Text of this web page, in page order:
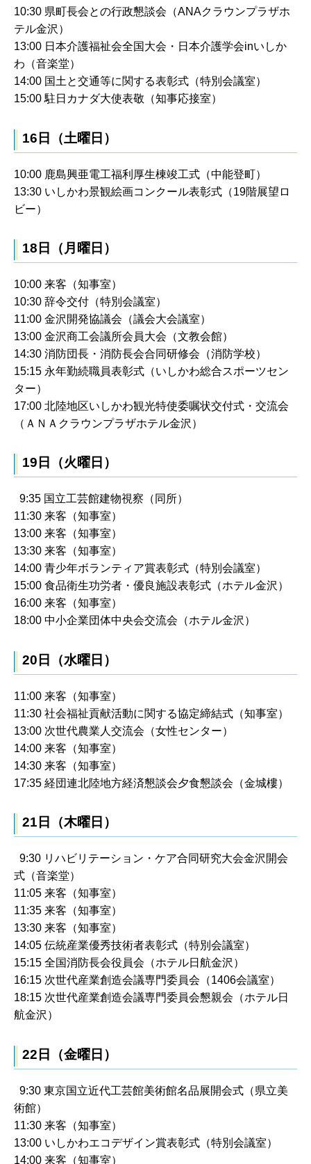
10:30 県町長会との行政懇談会（ANAクラウンプラザホ
テル金沢）
13:00 日本介護福祉会全国大会・日本介護学会inいしか
わ（音楽堂）
14:00 国土と交通等に関する表彰式（特別会議室）
15:00 駐日カナダ大使表敬（知事応接室）
16日（土曜日）
10:00 鹿島興亜電工福利厚生棟竣工式（中能登町）
13:30 いしかわ景観絵画コンクール表彰式（19階展望ロ
ビー）
18日（月曜日）
10:00 来客（知事室）
10:30 辞令交付（特別会議室）
11:00 金沢開発協議会（議会大会議室）
13:00 金沢商工会議所会員大会（文教会館）
14:30 消防団長・消防長会合同研修会（消防学校）
15:15 永年勤続職員表彰式（いしかわ総合スポーツセン
ター）
17:00 北陸地区いしかわ観光特使委嘱状交付式・交流会
（ＡＮＡクラウンプラザホテル金沢）
19日（火曜日）
9:35 国立工芸館建物視察（同所）
11:30 来客（知事室）
13:00 来客（知事室）
13:30 来客（知事室）
14:00 青少年ボランティア賞表彰式（特別会議室）
15:00 食品衛生功労者・優良施設表彰式（ホテル金沢）
16:00 来客（知事室）
18:00 中小企業団体中央会交流会（ホテル金沢）
20日（水曜日）
11:00 来客（知事室）
11:30 社会福祉貢献活動に関する協定締結式（知事室）
13:00 次世代農業人交流会（女性センター）
14:00 来客（知事室）
14:30 来客（知事室）
17:35 経団連北陸地方経済懇談会夕食懇談会（金城樓）
21日（木曜日）
9:30 リハビリテーション・ケア合同研究大会金沢開会
式（音楽堂）
11:05 来客（知事室）
11:35 来客（知事室）
13:30 来客（知事室）
14:05 伝統産業優秀技術者表彰式（特別会議室）
15:15 全国消防長会役員会（ホテル日航金沢）
16:15 次世代産業創造会議専門委員会（1406会議室）
18:15 次世代産業創造会議専門委員会懇親会（ホテル日
航金沢）
22日（金曜日）
9:30 東京国立近代工芸館美術館名品展開会式（県立美
術館）
11:30 来客（知事室）
13:00 いしかわエコデザイン賞表彰式（特別会議室）
14:00 来客（知事室）